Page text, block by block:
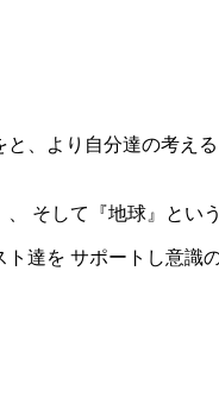
、より自分達の考え
そして『地球』とい
達を サポートし意識